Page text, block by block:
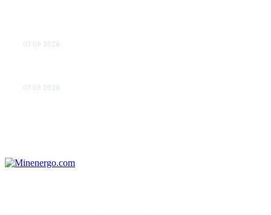
03.08.2026
03.08.2026